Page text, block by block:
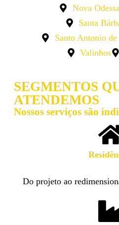
Nova
Santa
Santo Antonio de
Valinhos
SEGMENTOS
ATENDEMOS
Nossos serviços são
Do projeto ao